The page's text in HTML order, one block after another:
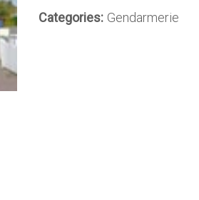
Categories: Gendarmerie